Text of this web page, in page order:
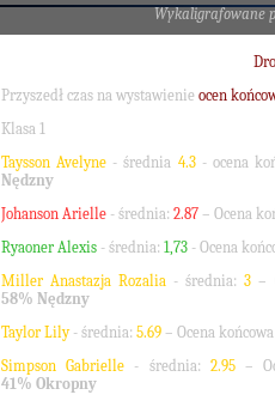
Wykaligrafowane
Przyszedł czas na wystawienie ocen
Klasa 1
Taysson Avelyne - średnia 4.3 - ocena
Nędzny
Johanson Arielle - średnia: 2.87 – Ocena
Ryaoner Alexis - średnia: 1,73 - Ocena
Miller Anastazja Rozalia - średnia:3 –
58% Nędzny
Taylor Lily- średnia: 5.69 – Ocena
Simpson Gabrielle - średnia: 2.95–
41% Okropny